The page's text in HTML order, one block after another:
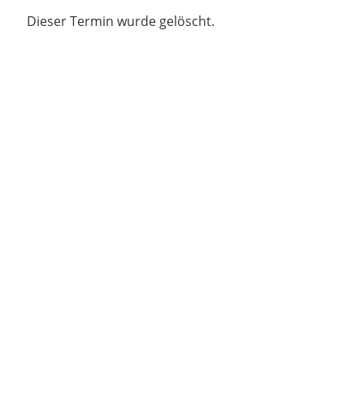
Dieser Termin wurde gelöscht.